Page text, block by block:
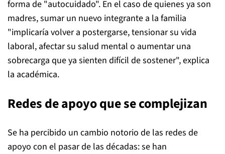
forma de "autocuidado". En el caso de quienes ya son
madres, sumar un nuevo integrante a la familia
"implicaría volver a postergarse, tensionar su vida
laboral, afectar su salud mental o aumentar una
sobrecarga que ya sienten difícil de sostener", explica
la académica.
Redes de apoyo que se complejizan
Se ha percibido un cambio notorio de las redes de
apoyo con el pasar de las décadas: se han